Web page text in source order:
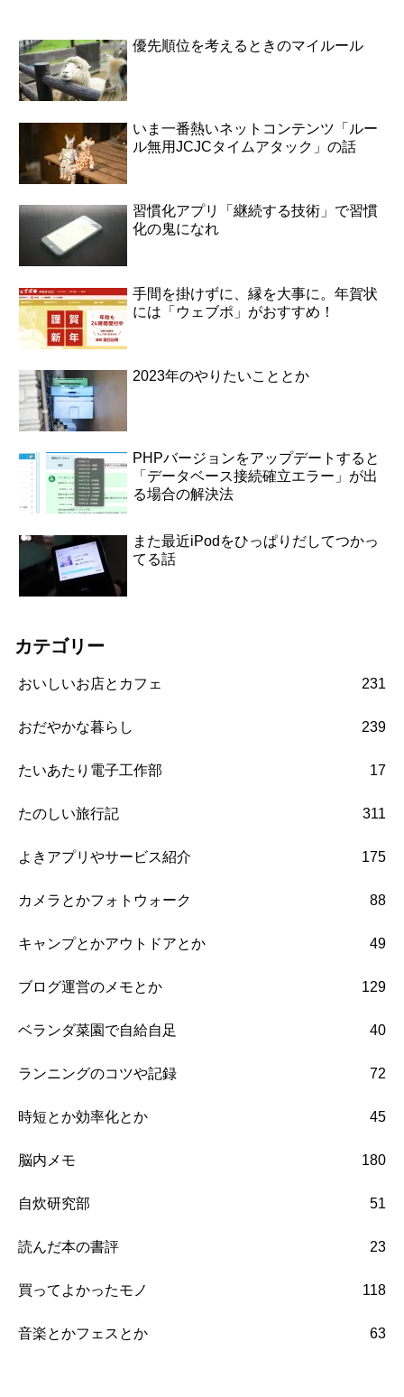
優先順位を考えるときのマイルール
いま一番熱いネットコンテンツ「ルー
ル無用JCJCタイムアタック」の話
習慣化アプリ「継続する技術」で習慣
化の鬼になれ
手間を掛けずに、縁を大事に。年賀状
には「ウェブポ」がおすすめ！
2023年のやりたいこととか
PHPバージョンをアップデートすると
「データベース接続確立エラー」が出
る場合の解決法
また最近iPodをひっぱりだしてつかっ
てる話
カテゴリー
おいしいお店とカフェ 231
おだやかな暮らし 239
たいあたり電子工作部 17
たのしい旅行記 311
よきアプリやサービス紹介 175
カメラとかフォトウォーク 88
キャンプとかアウトドアとか 49
ブログ運営のメモとか 129
ベランダ菜園で自給自足 40
ランニングのコツや記録 72
時短とか効率化とか 45
脳内メモ 180
自炊研究部 51
読んだ本の書評 23
買ってよかったモノ 118
音楽とかフェスとか 63